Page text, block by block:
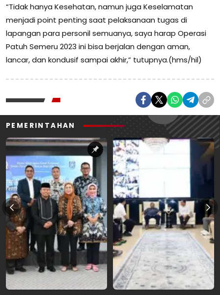
“Tidak hanya Kesehatan, namun juga Keselamatan
menjadi point penting saat pelaksanaan tugas di
lapangan para personil semuanya, saya harap Operasi
Patuh Semeru 2023 ini bisa berjalan dengan aman,
lancar, dan kondusif sampai akhir,” tutupnya.(hms/hil)
PEMERINTAHAN